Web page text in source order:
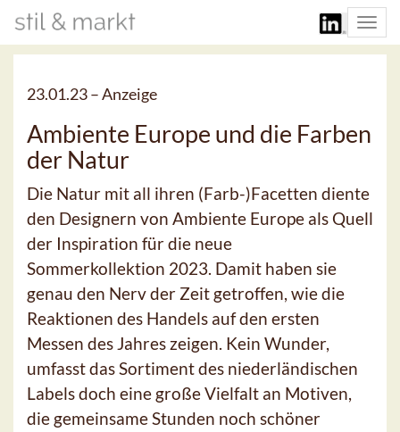
23.01.23 –Anzeige
Ambiente Europe und die Farben
der Natur
Die Natur mit all ihren (Farb-)Facetten diente
den Designern von Ambiente Europe als Quell
der Inspiration für die neue
Sommerkollektion 2023. Damit haben sie
genau den Nerv der Zeit getroffen, wie die
Reaktionen des Handels auf den ersten
Messen des Jahres zeigen. Kein Wunder,
umfasst das Sortiment des niederländischen
Labels doch eine große Vielfalt an Motiven,
die gemeinsame Stunden noch schöner